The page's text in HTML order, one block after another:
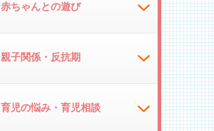
赤ちゃんとの遊び
親子関係・反抗期
育児の悩み・育児相談